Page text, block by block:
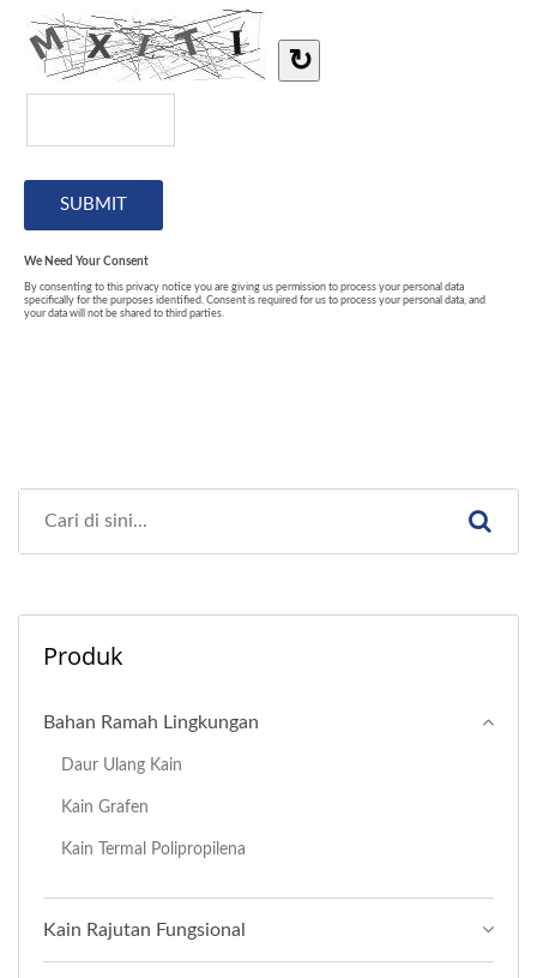
Produk
Bahan Ramah Lingkungan
Daur Ulang Kain
Kain Grafen
Kain Termal Polipropilena
Kain Rajutan Fungsional